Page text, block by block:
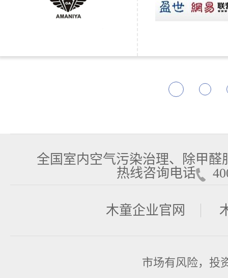
全国室内空气污染治理、除甲
热线咨询电话
木童企业官网
市场有风险，投